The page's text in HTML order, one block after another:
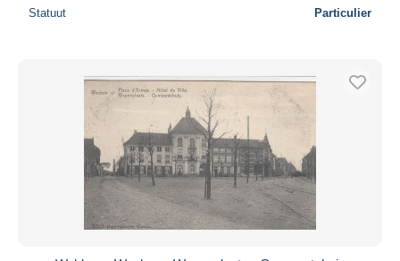
Statuut Particulier